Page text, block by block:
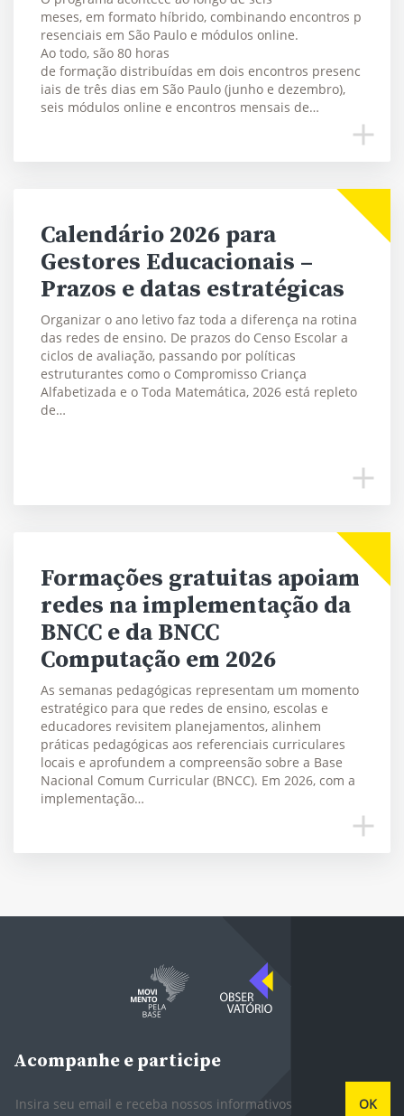
meses, em formato híbrido, combinando encontros p
resenciais em São Paulo e módulos online.
Ao todo, são 80 horas
de formação distribuídas em dois encontros presenc
iais de três dias em São Paulo (junho e dezembro),
seis módulos online e encontros mensais de…
Calendário 2026 para
Gestores Educacionais –
Prazos e datas estratégicas
Organizar o ano letivo faz toda a diferença na rotina
das redes de ensino. De prazos do Censo Escolar a
ciclos de avaliação, passando por políticas
estruturantes como o Compromisso Criança
Alfabetizada e o Toda Matemática, 2026 está repleto
de…
Formações gratuitas apoiam
redes na implementação da
BNCC e da BNCC
Computação em 2026
As semanas pedagógicas representam um momento
estratégico para que redes de ensino, escolas e
educadores revisitem planejamentos, alinhem
práticas pedagógicas aos referenciais curriculares
locais e aprofundem a compreensão sobre a Base
Nacional Comum Curricular (BNCC). Em 2026, com a
implementação…
Acompanhe e participe
OK